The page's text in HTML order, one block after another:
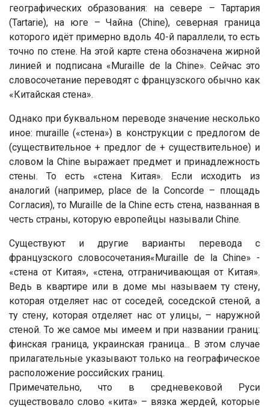
географических образования: на севере – Тартария
(Tartarie), на юге – Чайна (Chine), северная граница
которого идёт примерно вдоль 40-й параллели, то есть
точно по стене. На этой карте стена обозначена жирной
линией и подписана «Muraille de la Chine». Сейчас это
словосочетание переводят с французского обычно как
«Китайская стена».
Однако при буквальном переводе значение несколько
иное: muraille («стена») в конструкции с предлогом de
(существительное + предлог de + существительное) и
словом la Chine выражает предмет и принадлежность
стены. То есть «стена Китая». Если исходить из
аналогий (например, place de la Concorde – площадь
Согласия), то Muraille de la Chine есть стена, названная в
честь страны, которую европейцы называли Chine.
Существуют и другие варианты перевода с
французского словосочетания«Muraille de la Chine» -
«стена от Китая», «стена, отграничивающая от Китая».
Ведь в квартире или в доме мы называем ту стену,
которая отделяет нас от соседей, соседской стеной, а
ту стену, которая отделяет нас от улицы, – наружной
стеной. То же самое мы имеем и при названии границ:
финская граница, украинская граница... В этом случае
прилагательные указывают только на географическое
расположение российских границ.
Примечательно, что в средневековой Руси
существовало слово «кита» – вязка жердей, которые